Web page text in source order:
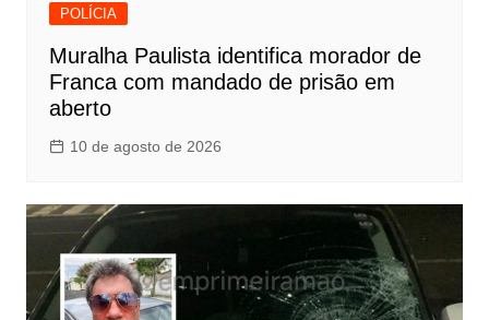
POLÍCIA
Muralha Paulista identifica morador de
Franca com mandado de prisão em
aberto
10 de agosto de 2026